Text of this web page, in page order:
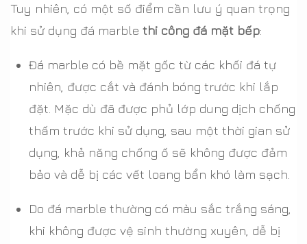
Tuy nhiên, có một số điểm cần lưu ý quan trọng
khi sử dụng đá marble thi công đá mặt bếp:
Đá marble có bề mặt gốc từ các khối đá tự
nhiên, được cắt và đánh bóng trước khi lắp
đặt. Mặc dù đã được phủ lớp dung dịch chống
thấm trước khi sử dụng, sau một thời gian sử
dụng, khả năng chống ố sẽ không được đảm
bảo và dễ bị các vết loang bẩn khó làm sạch.
Do đá marble thường có màu sắc trắng sáng,
khi không được vệ sinh thường xuyên, dễ bị